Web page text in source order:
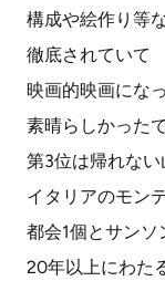
構成や絵作り等
徹底されていて
映画的映画にな
素晴らしかったで
第3位は帰れない
イタリアのモン
都会1個とサン
20年以上にわた